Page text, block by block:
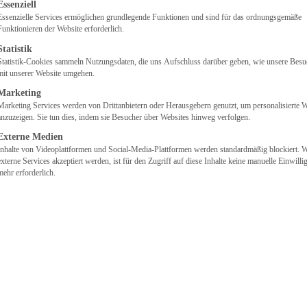
den digitalen
Wandel
Egal ob Unterstützung im Online-Marketing,
Beratung in digitalen Prozessen,
Schulungen Ihres Teams, individuelle
Softwarelösung oder als verlängerte
Werkbank in Ihrem Team – Wir sind Ihr
Services ermöglichen grundlegende Funktionen und sind für das ordnungsgemäße
der Website erforderlich.
Cookies sammeln Nutzungsdaten, die uns Aufschluss darüber geben, wie unsere
unserer Website umgehen.
Services werden von Drittanbietern oder Herausgebern genutzt, um personalisierte
Sie tun dies, indem sie Besucher über Websites hinweg verfolgen.
Medien
von Videoplattformen und Social-Media-Plattformen werden standardmäßig blockiert.
Services akzeptiert werden, ist für den Zugriff auf diese Inhalte keine manuelle
erforderlich.